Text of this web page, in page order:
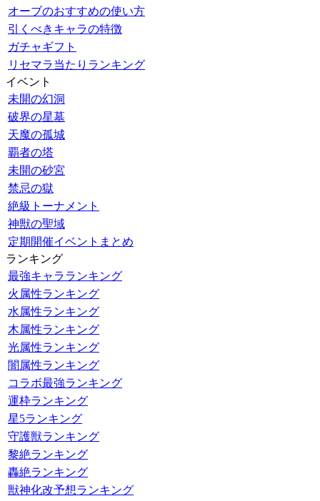
オーブのおすすめの使い方
引くべきキャラの特徴
ガチャギフト
リセマラ当たりランキング
イベント
未開の幻洞
破界の星墓
天魔の孤城
覇者の塔
未開の砂宮
禁忌の獄
絶級トーナメント
神獣の聖域
定期開催イベントまとめ
ランキング
最強キャラランキング
火属性ランキング
水属性ランキング
木属性ランキング
光属性ランキング
闇属性ランキング
コラボ最強ランキング
運枠ランキング
星5ランキング
守護獣ランキング
黎絶ランキング
轟絶ランキング
獣神化改予想ランキング